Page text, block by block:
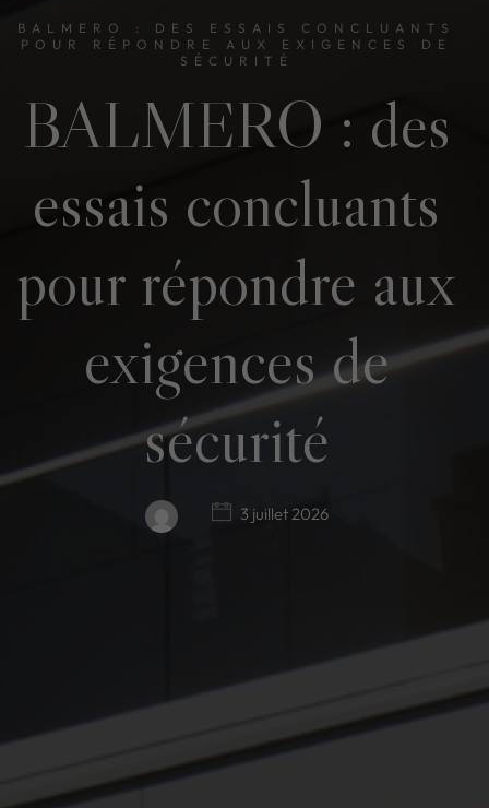
BALMERO : DES ESSAIS CONCLUANTS
POUR RÉPONDRE AUX EXIGENCES DE
SÉCURITÉ
BALMERO : des
essais concluants
pour répondre aux
exigences de
sécurité
3 juillet 2026